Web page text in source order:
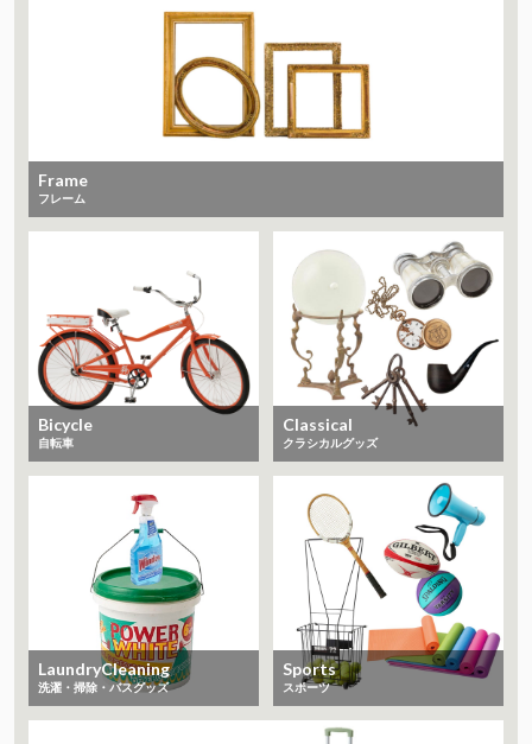
Frame
フレーム
Bicycle
自転車
Classical
クラシカルグッズ
LaundryCleaning
洗濯・掃除・バスグッズ
Sports
スポーツ